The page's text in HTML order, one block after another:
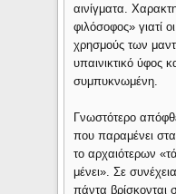
αινίγματα.
φιλόσοφος» γιατί
χρησμούς των
υπαινικτικό ύφος
συμπυκνωμένη.
Γνωστότερο
που παραμένει
το αρχαιότερων
μένει». Σε
πάντα βρίσκονται